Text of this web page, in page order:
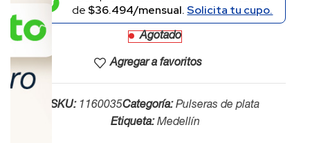
de $36.494/mensual.Solicita tu cupo.
Agotado
Agregar a favoritos
SKU: 1160035Categoría: Pulseras de plata
Etiqueta: Medellín